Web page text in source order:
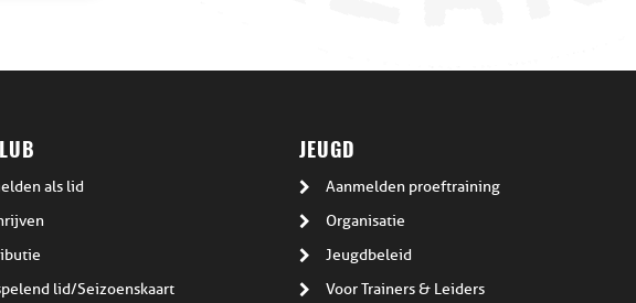
als lid
lid/Seizoenskaart
JEUGD
Aanmelden proeftraining
Organisatie
Jeugdbeleid
Voor Trainers & Leiders